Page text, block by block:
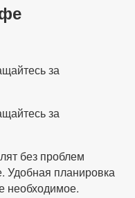
за
за
без проблем
Удобная планировка
необходимое.